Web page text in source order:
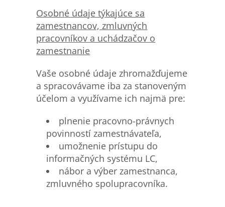
Osobné údaje týkajúce sa
zamestnancov, zmluvných
pracovníkov a uchádzačov o
zamestnanie
Vaše osobné údaje zhromažďujeme
a spracovávame iba za stanoveným
účelom a využívame ich najmä pre:
plnenie pracovno-právnych
povinností zamestnávateľa,
umožnenie prístupu do
informačných systému LC,
nábor a výber zamestnanca,
zmluvného spolupracovníka.